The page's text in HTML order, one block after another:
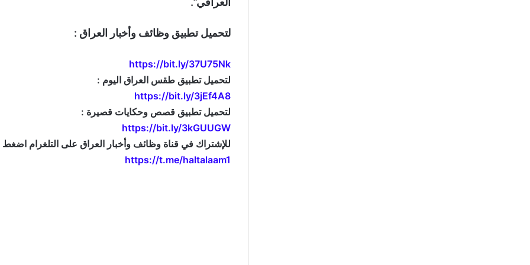
لتحميل تطبيق وظائف وأخبار العراق :
https://bit.ly/37U75Nk
لتحميل تطبيق طقس العراق اليوم :
https://bit.ly/3jEf4A8
لتحميل تطبيق قصص وحكايات قصيرة :
https://bit.ly/3kGUUGW
للإشتراك في قناة وظائف وأخبار العراق على التلغرام اضغط
https://t.me/haltalaam1